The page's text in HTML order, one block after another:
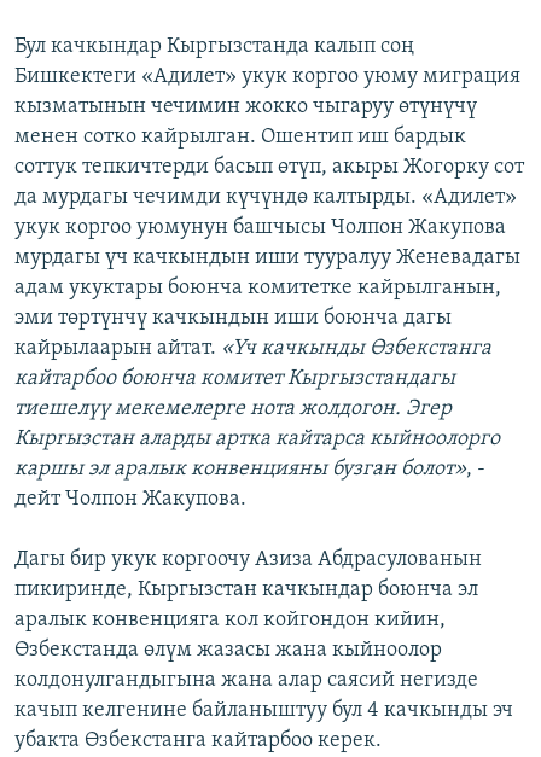
Бул качкындар Кыргызстанда калып соң
Бишкектеги «Адилет» укук коргоо уюму миграция
кызматынын чечимин жокко чыгаруу өтүнүчү
менен сотко кайрылган. Ошентип иш бардык
соттук тепкичтерди басып өтүп, акыры Жогорку сот
да мурдагы чечимди күчүндө калтырды. «Адилет»
укук коргоо уюмунун башчысы Чолпон Жакупова
мурдагы үч качкындын иши тууралуу Женевадагы
адам укуктары боюнча комитетке кайрылганын,
эми төртүнчү качкындын иши боюнча дагы
кайрылаарын айтат. «Үч качкынды Өзбекстанга
кайтарбоо боюнча комитет Кыргызстандагы
тиешелүү мекемелерге нота жолдогон. Эгер
Кыргызстан аларды артка кайтарса кыйноолорго
каршы эл аралык конвенцияны бузган болот», -
дейт Чолпон Жакупова.
Дагы бир укук коргоочу Азиза Абдрасулованын
пикиринде, Кыргызстан качкындар боюнча эл
аралык конвенцияга кол койгондон кийин,
Өзбекстанда өлүм жазасы жана кыйноолор
колдонулгандыгына жана алар саясий негизде
качып келгенине байланыштуу бул 4 качкынды эч
убакта Өзбекстанга кайтарбоо керек.